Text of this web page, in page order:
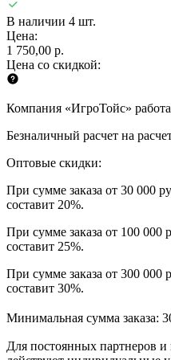
В наличии 4 шт.
Цена:
1 750,00 р.
Цена со скидкой:
Компания «ИгроТойс»
Безналичный расчет на
Оптовые скидки:
При сумме заказа от 30 000
составит 20%.
При сумме заказа от 100 000
составит 25%.
При сумме заказа от 300 000
составит 30%.
Минимальная сумма заказа:
Для постоянных партнеров